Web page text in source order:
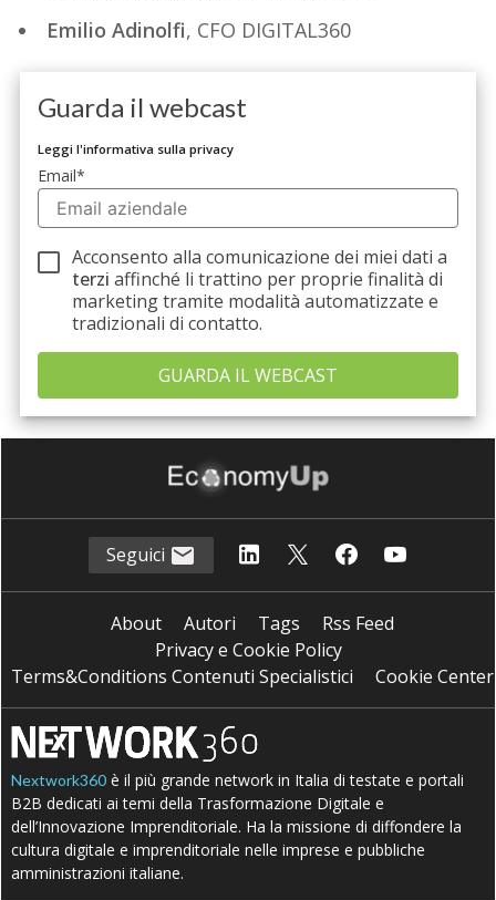
Emilio Adinolfi, CFO DIGITAL360
Guarda il webcast
Leggi l'informativa sulla privacy
Email*
Acconsento alla comunicazione dei miei dati a
terzi affinché li trattino per proprie finalità di
marketing tramite modalità automatizzate e
tradizionali di contatto.
Seguici
About Autori Tags
Rss Feed
Privacy e Cookie Policy
Terms&Conditions Contenuti Specialistici
Cookie Center
Nextwork360 è il più grande network in Italia di testate e portali
B2B dedicati ai temi della Trasformazione Digitale e
dell’Innovazione Imprenditoriale. Ha la missione di diffondere la
cultura digitale e imprenditoriale nelle imprese e pubbliche
amministrazioni italiane.